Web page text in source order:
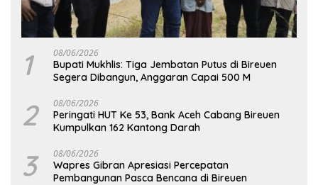
1 08/06/2026
Bupati Mukhlis: Tiga Jembatan Putus di Bireuen
Segera Dibangun, Anggaran Capai 500 M
2 08/06/2026
Peringati HUT Ke 53, Bank Aceh Cabang Bireuen
Kumpulkan 162 Kantong Darah
3 08/06/2026
Wapres Gibran Apresiasi Percepatan
Pembangunan Pasca Bencana di Bireuen